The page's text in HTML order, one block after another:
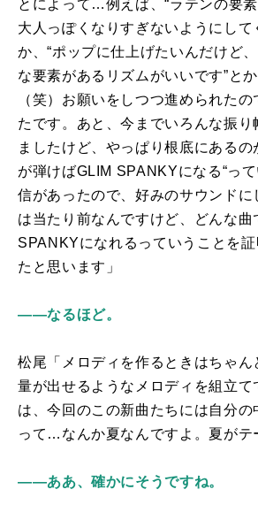
とによって…例えば、“ラテンの要素
大人っぽくなりすぎないようにして
か、“ポップに仕上げたいんだけど
な要素があるリズムがいいです”と
（笑）お願いをしつつ進められた
たです。あと、今までいろんな振り
ましたけど、やっぱり根底にあるの
が弾けばGLIM SPANKYになる“っ
信があったので、好みのサウンドに
は当たり前なんですけど、どんな曲
SPANKYになれるっていうことを
たと思います」
――なるほど。
松尾「メロディを作るときはちゃん
量が出せるようなメロディを組立て
は、今回のこの新曲たちには自分の
って…なんか夏なんですよ。夏がテ
――ああ、確かにそうですね。